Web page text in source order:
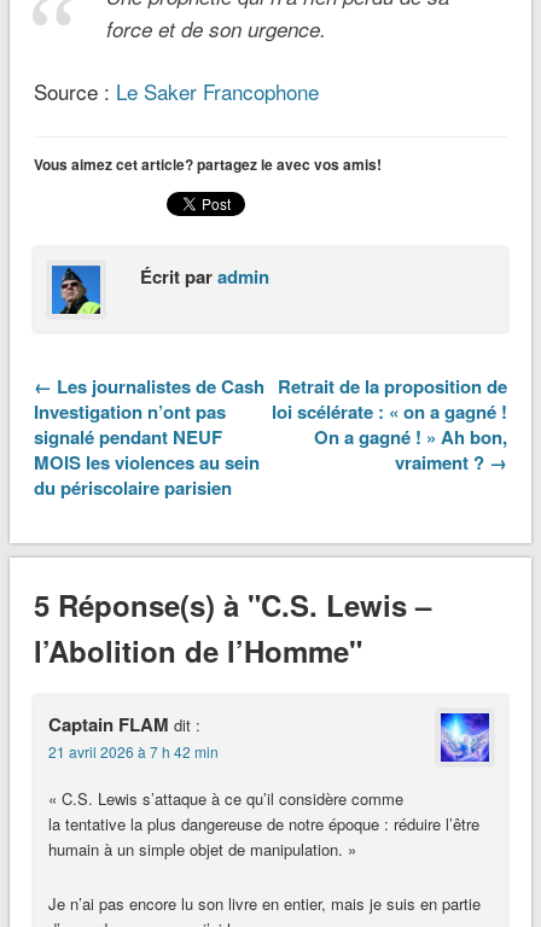
force et de son urgence.
Source : Le Saker Francophone
Vous aimez cet article? partagez le avec vos amis!
Écrit paradmin
← Les journalistes de Cash
Investigation n’ont pas
signalé pendant NEUF
MOIS les violences au sein
du périscolaire parisien
Retrait de la proposition de
loi scélérate : « on a gagné !
On a gagné ! » Ah bon,
vraiment ? →
5 Réponse(s) à "C.S. Lewis –
l’Abolition de l’Homme"
Captain FLAM dit :
21 avril 2026 à 7 h 42 min
« C.S. Lewis s’attaque à ce qu’il considère comme
la tentative la plus dangereuse de notre époque : réduire l’être
humain à un simple objet de manipulation. »
Je n’ai pas encore lu son livre en entier, mais je suis en partie